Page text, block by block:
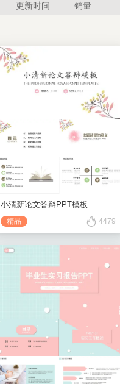
更新时间 销量
小清新论文答辩PPT模板
精品 4479